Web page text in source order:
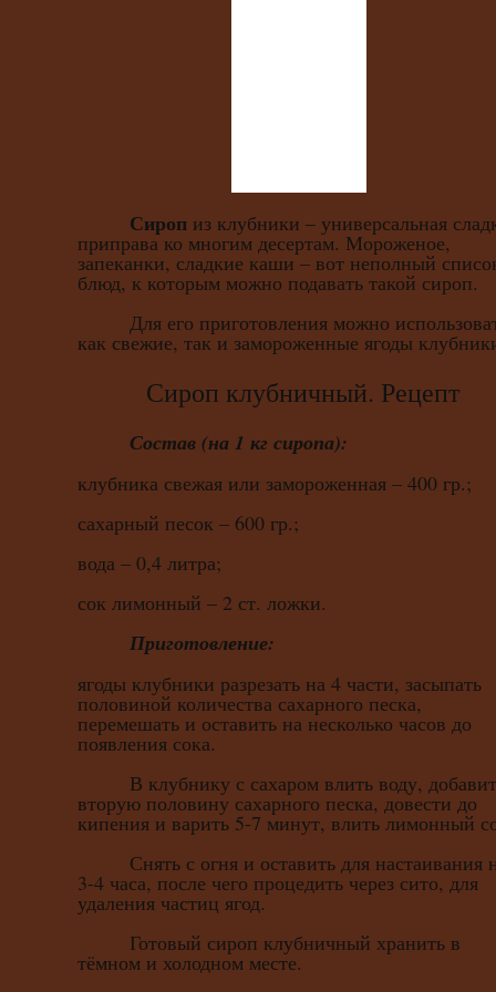
Сироп из клубники – универсальная
приправа ко многим десертам. Мороженое,
запеканки, сладкие каши – вот неполный
блюд, к которым можно подавать такой сироп.
Для его приготовления можно
как свежие, так и замороженные ягоды
Сироп клубничный. Рецепт
Состав (на 1 кг сиропа):
клубника свежая или замороженная – 400 гр.;
сахарный песок – 600 гр.;
вода – 0,4 литра;
сок лимонный – 2 ст. ложки.
Приготовление:
ягоды клубники разрезать на 4 части, засыпать
половиной количества сахарного песка,
перемешать и оставить на несколько часов до
появления сока.
В клубнику с сахаром влить воду,
вторую половину сахарного песка, довести до
кипения и варить 5-7 минут, влить лимонный
Снять с огня и оставить для настаивания
3-4 часа, после чего процедить через сито, для
удаления частиц ягод.
Готовый сироп клубничный хранить в
тёмном и холодном месте.